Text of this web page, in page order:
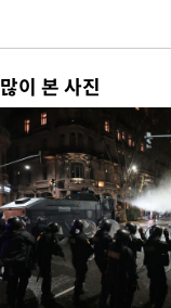
많이 본 사진